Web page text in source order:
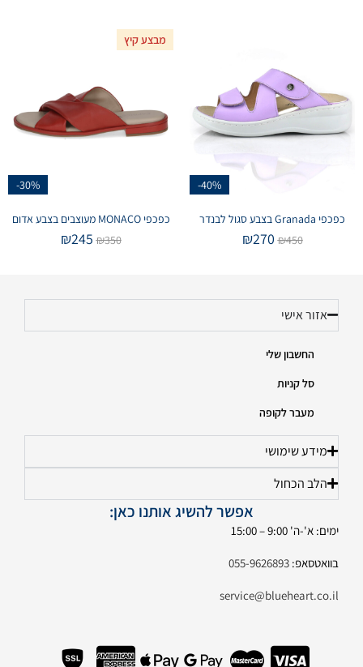
-40%
כפכפי Granada בצבע סגול לבנדר
₪450
₪270
מבצע קיץ
-30%
כפכפי MONACO מעוצבים בצבע אדום
₪350
₪245
אזור אישי
החשבון שלי
סל קניות
מעבר לקופה
מידע שימושי
הלב הכחול
אפשר להשיג אותנו כאן:
ימים: א'-ה' 9:00 – 15:00
בוואטסאפ: 055-9626893
service@blueheart.co.il